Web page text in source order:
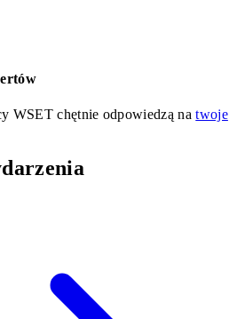
WSET chętnie odpowiedzą natwoje